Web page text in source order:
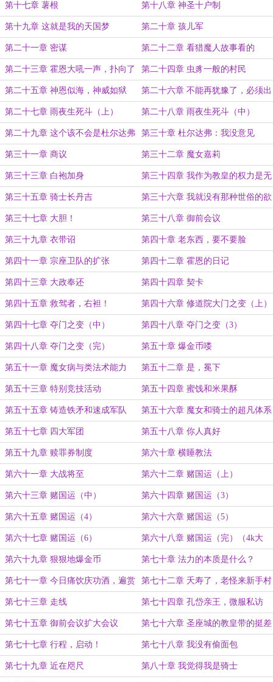
第十七章 薯根 第十八章 神圣十户制
第十九章 这就是我的天国梦 第二十章 孩儿军
第二十一章 密谋 第二十二章 看猎魔人故事看的
第二十三章 霍恩大吼一声，扑向了
僧侣
第二十四章 虫豸一般的村民
第二十五章 神恩似海，神威如狱 第二十六章 不能再犹豫了，必须出
重拳
第二十七章 雨夜生死斗（上） 第二十八章 雨夜生死斗（中）
第二十九章 这个该不会是杜尔达弗
吧？
第三十章 杜尔达弗：我没意见
第三十一章 商议 第三十二章 魔女嘉莉
第三十三章 白袍加身 第三十四章 我作为教皇的权力是无
限的
第三十五章 骑士长丹吉 第三十六章 我就没有那种世俗的欲
望
第三十七章 大胆！ 第三十八章 御前会议
第三十九章 衣带诏 第四十章 老东西，要不要脸
第四十一章 宗座卫队的扩张 第四十二章 霍恩的日记
第四十三章 大政奉还 第四十四章 契卡
第四十五章 救驾者，右袒！ 第四十六章 修道院大门之变（上）
第四十七章 夺门之变（中） 第四十八章 夺门之变（3）
第四十八章 夺门之变（完） 第五十章 爆金币喽
第五十一章 魔女病与类法术能力 第五十二章 是，冕下
第五十三章 特别竞技活动 第五十四章 蜜饯和米果酥
第五十五章 铸造铁矛和速成军队 第五十六章 魔女和骑士的超凡体系
第五十七章 四大军团 第五十八章 你人真好
第五十九章 赎罪券制度 第六十章 横睡教法
第六十一章 大战将至 第六十二章 赌国运（上）
第六十三章 赌国运（中） 第六十四章 赌国运（3）
第六十五章 赌国运（4） 第六十六章 赌国运（5）
第六十七章 赌国运（6） 第六十八章 赌国运（完）（4k大
章）
第六十九章 狠狠地爆金币 第七十章 法力的本质是什么？
第七十一章 今日痛饮庆功酒，遍赏
将军无白头
第七十二章 夭寿了，老怪来新手村
了
第七十三章 走线 第七十四章 孔岱亲王，微服私访
第七十五章 御前会议扩大会议 第七十六章 圣座城的教皇带的挺差
的，你不把他换了干什么？
第七十七章 行程，启动！ 第七十八章 我没有偷面包
第七十九章 近在咫尺 第八十章 我觉得我是骑士